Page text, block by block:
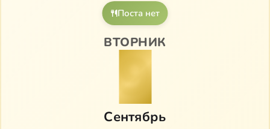
Поста нет
ВТОРНИК
9
Сентябрь